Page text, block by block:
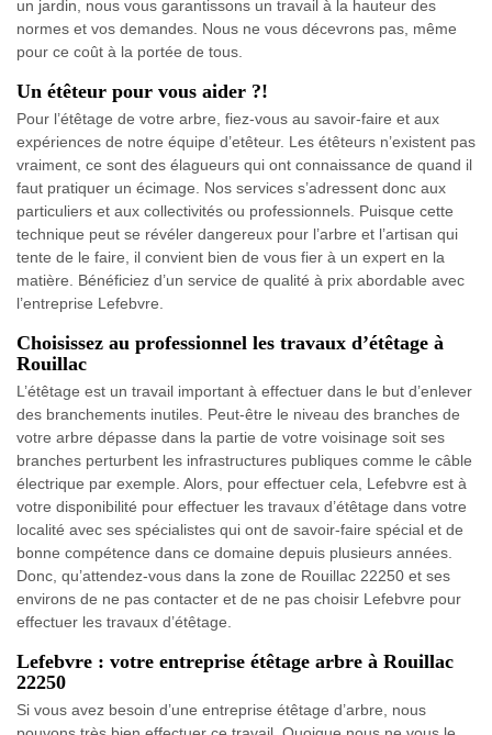
un jardin, nous vous garantissons un travail à la hauteur des
normes et vos demandes. Nous ne vous décevrons pas, même
pour ce coût à la portée de tous.
Un étêteur pour vous aider ?!
Pour l’étêtage de votre arbre, fiez-vous au savoir-faire et aux
expériences de notre équipe d’etêteur. Les étêteurs n’existent pas
vraiment, ce sont des élagueurs qui ont connaissance de quand il
faut pratiquer un écimage. Nos services s’adressent donc aux
particuliers et aux collectivités ou professionnels. Puisque cette
technique peut se révéler dangereux pour l’arbre et l’artisan qui
tente de le faire, il convient bien de vous fier à un expert en la
matière. Bénéficiez d’un service de qualité à prix abordable avec
l’entreprise Lefebvre.
Choisissez au professionnel les travaux d’étêtage à
Rouillac
L’étêtage est un travail important à effectuer dans le but d’enlever
des branchements inutiles. Peut-être le niveau des branches de
votre arbre dépasse dans la partie de votre voisinage soit ses
branches perturbent les infrastructures publiques comme le câble
électrique par exemple. Alors, pour effectuer cela, Lefebvre est à
votre disponibilité pour effectuer les travaux d’étêtage dans votre
localité avec ses spécialistes qui ont de savoir-faire spécial et de
bonne compétence dans ce domaine depuis plusieurs années.
Donc, qu’attendez-vous dans la zone de Rouillac 22250 et ses
environs de ne pas contacter et de ne pas choisir Lefebvre pour
effectuer les travaux d’étêtage.
Lefebvre : votre entreprise étêtage arbre à Rouillac
22250
Si vous avez besoin d’une entreprise étêtage d’arbre, nous